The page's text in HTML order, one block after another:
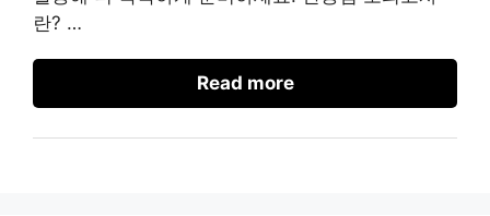
란? …
Read more